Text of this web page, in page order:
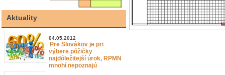
Aktuality
04.05.2012
Pre Slovákov je pri
výbere pôžičky
najdôležitejší úrok, RPMN
mnohí nepoznajú